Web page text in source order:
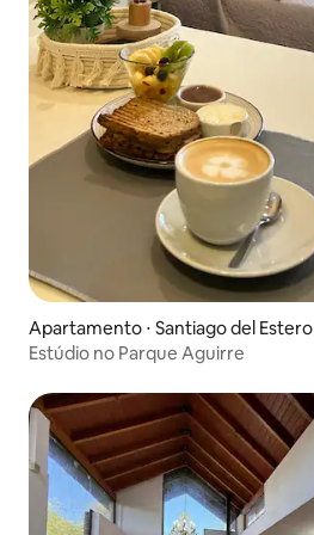
Apartamento ⋅ Santiago del Estero
Estúdio no Parque Aguirre